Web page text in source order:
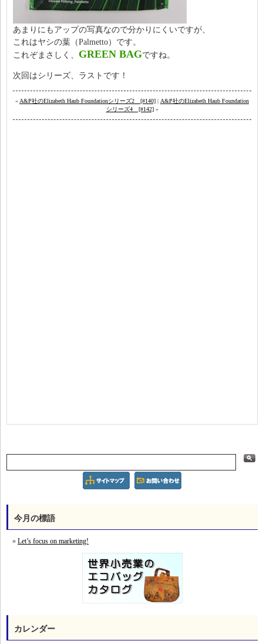
あまりにもアップの写真なので分かりにくいですが、
これはヤシの葉（Palmetto）です。
これぞまさしく、 GREEN BAGですね。
次回はシリーズ、ラストです！
« A&P社のElizabeth Haub Foundationシリーズ2 [#140] | A&P社のElizabeth Haub Foundation
シリーズ4 [#142]»
今月の標語
Let’s focus on marketing!
カレンダー